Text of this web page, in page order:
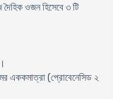
দৈহিক ওজন হিসেবে ৩ টি
এককমাত্রা (প্রোবেনেসিড ২